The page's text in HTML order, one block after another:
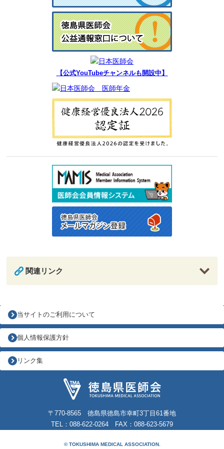
【公式YouTubeチャンネルも開設中】
関連リンク
〒770-8565 徳島県徳島市幸町3丁目61番地
TEL：088-622-0264 FAX：088-623-5679
当サイトのご利用について
個人情報保護方針
リンク集
© TOKUSHIMA MEDICAL ASSOCIATION.